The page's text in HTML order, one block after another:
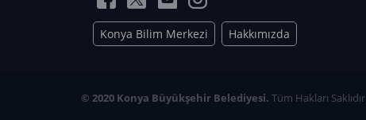
Konya Bilim Merkezi Hakkımızda
© 2020 Konya Büyükşehir Belediyesi. Tüm Hakları Saklıdır